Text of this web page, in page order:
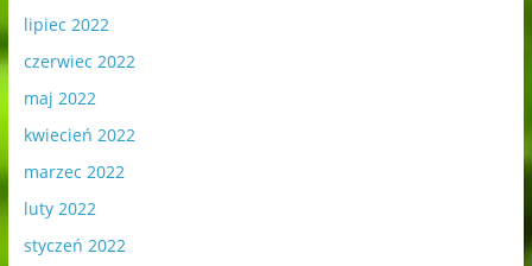
lipiec 2022
czerwiec 2022
maj 2022
kwiecień 2022
marzec 2022
luty 2022
styczeń 2022